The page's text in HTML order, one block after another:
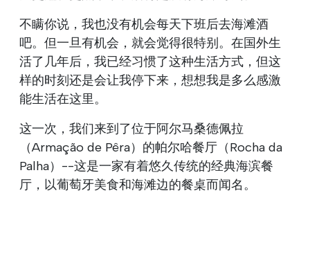
不瞒你说，我也没有机会每天下班后去海滩酒
吧。但一旦有机会，就会觉得很特别。在国外生
活了几年后，我已经习惯了这种生活方式，但这
样的时刻还是会让我停下来，想想我是多么感激
能生活在这里。
这一次，我们来到了位于阿尔马桑德佩拉
（Armação de Pêra）的帕尔哈餐厅（Rocha da
Palha）--这是一家有着悠久传统的经典海滨餐
厅，以葡萄牙美食和海滩边的餐桌而闻名。